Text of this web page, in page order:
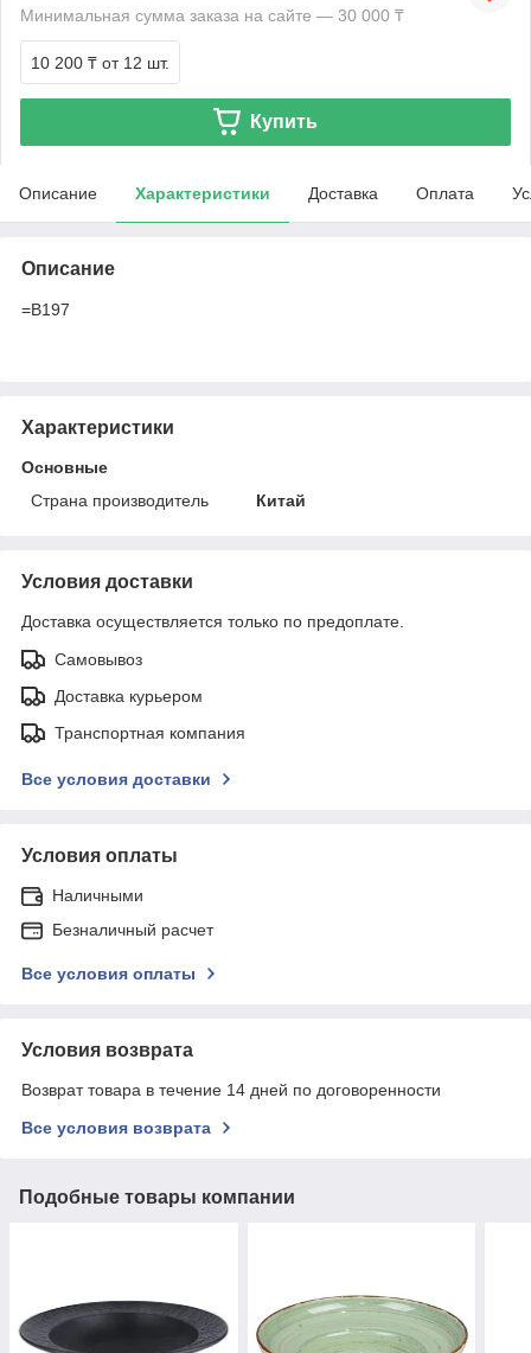
Минимальная сумма заказа на сайте — 30 000 ₸
10 200 ₸ от 12 шт.
Купить
Описание Характеристики Доставка Оплата
Описание
=B197
Характеристики
Основные
Страна производитель
Китай
Условия доставки
Доставка осуществляется только по предоплате.
Самовывоз
Доставка курьером
Транспортная компания
Все условия доставки
Условия оплаты
Наличными
Безналичный расчет
Все условия оплаты
Условия возврата
Возврат товара в течение 14 дней по договоренности
Все условия возврата
Подобные товары компании